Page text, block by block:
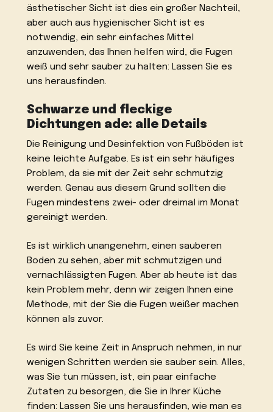
ästhetischer Sicht ist dies ein großer Nachteil,
aber auch aus hygienischer Sicht ist es
notwendig, ein sehr einfaches Mittel
anzuwenden, das Ihnen helfen wird, die Fugen
weiß und sehr sauber zu halten: Lassen Sie es
uns herausfinden.
Schwarze und fleckige
Dichtungen ade: alle Details
Die Reinigung und Desinfektion von Fußböden ist
keine leichte Aufgabe. Es ist ein sehr häufiges
Problem, da sie mit der Zeit sehr schmutzig
werden. Genau aus diesem Grund sollten die
Fugen mindestens zwei- oder dreimal im Monat
gereinigt werden.
Es ist wirklich unangenehm, einen sauberen
Boden zu sehen, aber mit schmutzigen und
vernachlässigten Fugen. Aber ab heute ist das
kein Problem mehr, denn wir zeigen Ihnen eine
Methode, mit der Sie die Fugen weißer machen
können als zuvor.
Es wird Sie keine Zeit in Anspruch nehmen, in nur
wenigen Schritten werden sie sauber sein. Alles,
was Sie tun müssen, ist, ein paar einfache
Zutaten zu besorgen, die Sie in Ihrer Küche
finden: Lassen Sie uns herausfinden, wie man es